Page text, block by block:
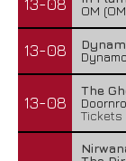
13-08
OM
13-08
13-08
The
Tickets